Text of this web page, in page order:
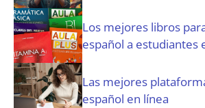
Los mejores libros
español a estudiantes
Las mejores
español en línea